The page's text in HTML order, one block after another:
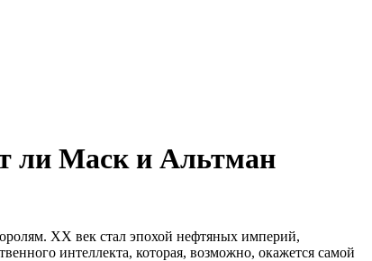
ли Маск и Альтман
XX век стал эпохой нефтяных империй,
интеллекта, которая, возможно, окажется самой